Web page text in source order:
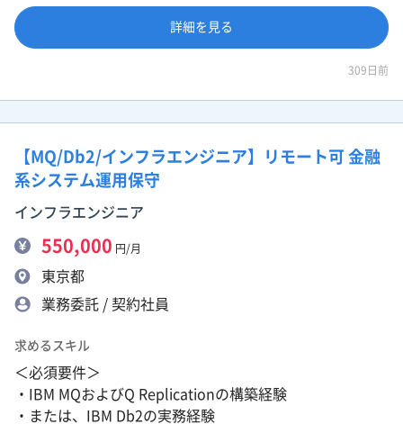
詳細を見る
309日前
【MQ/Db2/インフラエンジニア】リモート可 金融
系システム運用保守
インフラエンジニア
550,000 円/月
東京都
業務委託 / 契約社員
求めるスキル
＜必須要件＞
・IBM MQおよびQ Replicationの構築経験
・または、IBM Db2の実務経験